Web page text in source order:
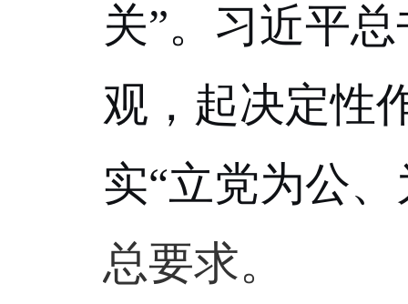
关”。习近平
观，起决定性
实“立党为公
总要求。